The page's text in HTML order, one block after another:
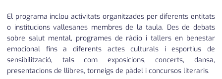
El programa inclou activitats organitzades per diferents entitats
o institucions vallesanes membres de la taula. Des de debats
sobre salut mental, programes de ràdio i tallers en benestar
emocional fins a diferents actes culturals i esportius de
sensibilització, tals com exposicions, concerts, dansa,
presentacions de llibres, torneigs de pàdel i concursos literaris.